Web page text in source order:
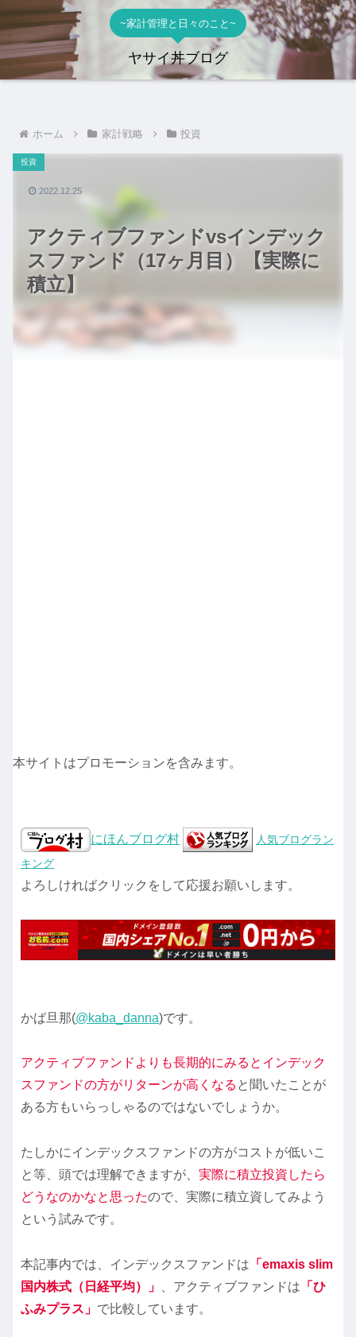
~家計管理と日々のこと~
ヤサイ丼ブログ
ホーム 家計戦略 投資
アクティブファンドvsインデック
スファンド（17ヶ月目）【実際に
積立】
投資
2022.12.25
本サイトはプロモーションを含みます。
にほんブログ村
人気ブログラン
キング
よろしければクリックをして応援お願いします。
かば旦那(@kaba_danna)です。
アクティブファンドよりも長期的にみるとインデック
スファンドの方がリターンが高くなる と聞いたことが
ある方もいらっしゃるのではないでしょうか。
たしかにインデックスファンドの方がコストが低いこ
と等、頭では理解できますが、 実際に積立投資したら
どうなのかなと思ったので、実際に積立資してみよう
という試みです。
本記事内では、インデックスファンドは 「emaxis slim
国内株式（日経平均）」
、アクティブファンドは 「ひ
ふみプラス」 で比較しています。